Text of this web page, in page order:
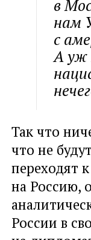
в
нам
с
А уж
Так что
что не
переходят
на Россию,
России в